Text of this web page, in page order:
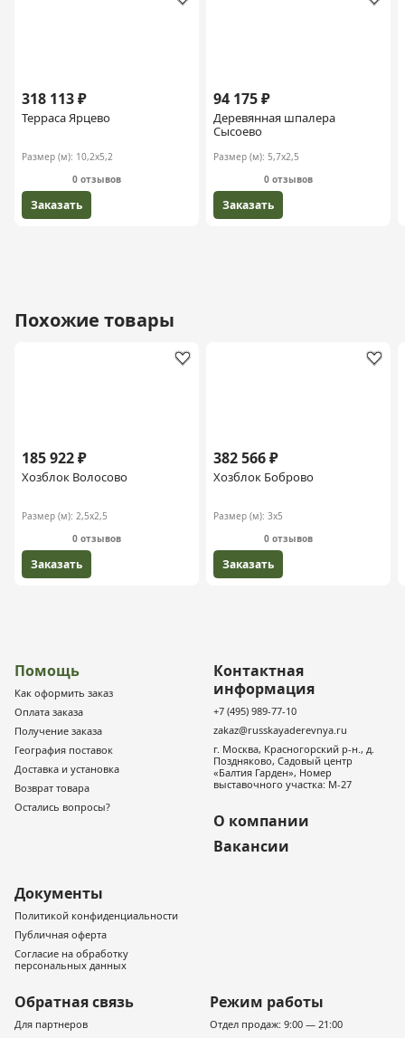
318 113 ₽
Терраса Ярцево
Размер (м): 10,2х5,2
0 отзывов
Заказать
94 175 ₽
Деревянная шпалера
Сысоево
Размер (м): 5,7х2,5
0 отзывов
Заказать
Похожие товары
185 922 ₽
Хозблок Волосово
Размер (м): 2,5х2,5
0 отзывов
Заказать
382 566 ₽
Хозблок Боброво
Размер (м): 3х5
0 отзывов
Заказать
Помощь
Как оформить заказ
Оплата заказа
Получение заказа
География поставок
Доставка и установка
Возврат товара
Остались вопросы?
Контактная
информация
+7 (495) 989-77-10
zakaz@russkayaderevnya.ru
г. Москва, Красногорский р-н., д.
Поздняково, Садовый центр
«Балтия Гарден», Номер
выставочного участка: М-27
О компании
Вакансии
Документы
Политикой конфиденциальности
Публичная оферта
Согласие на обработку
персональных данных
Обратная связь
Для партнеров
Режим работы
Отдел продаж: 9:00 — 21:00